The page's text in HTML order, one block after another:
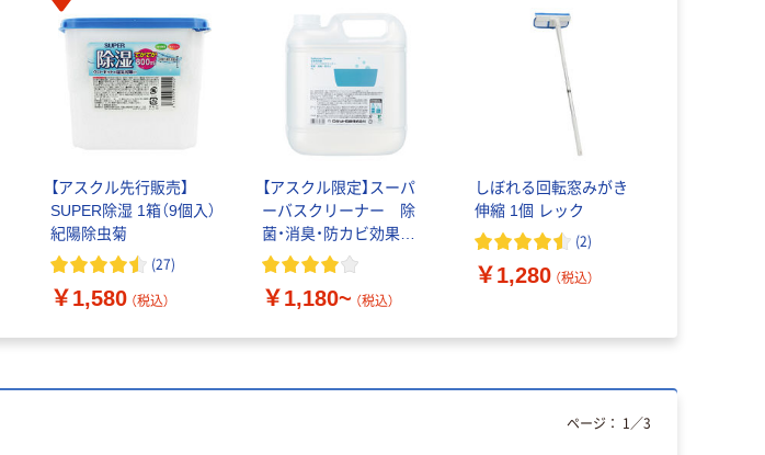
【アスクル先行販売】
SUPER除湿 1箱（9個入）
紀陽除虫菊
(27)
￥1,580 （税込）
【アスクル限定】スーパ
ーバスクリーナー 除
菌・消臭・防カビ効果
浴室用洗剤 4L/10L
鹸 オリ
￥1,180~ （税込）
しぼれる回転窓みがき
伸縮 1個 レック
(2)
￥1,280 （税込）
ページ： 1 ／3